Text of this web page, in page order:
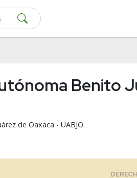
Benito
de Oaxaca - UABJO.